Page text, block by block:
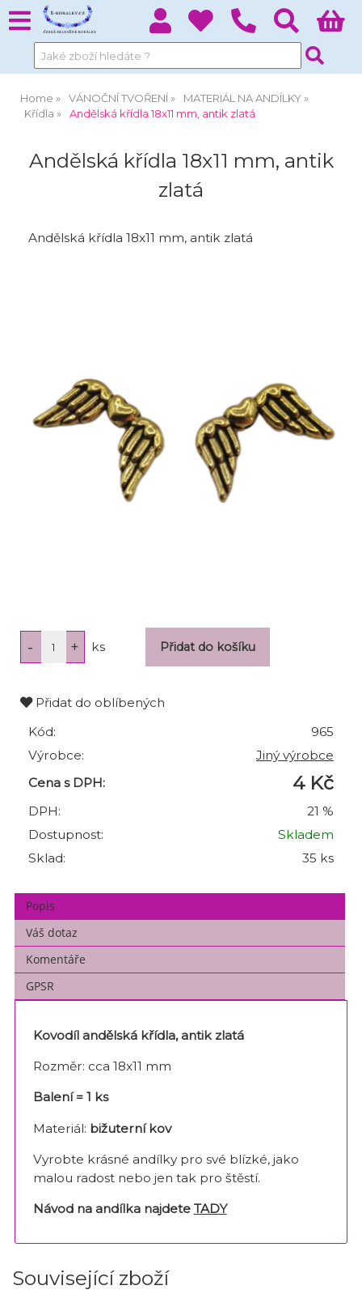
Home VÁNOČNÍ TVOŘENÍ
MATERIÁL NA ANDÍLKY
Křídla
Andělská křídla 18x11 mm, antik zlatá
Andělská křídla 18x11 mm, antik
zlatá
Andělská křídla 18x11 mm, antik zlatá
ks
Přidat do oblíbených
Kód:
965
Výrobce:
Jiný výrobce
Cena s DPH:
4 Kč
DPH:
21 %
Dostupnost:
Skladem
Sklad:
35 ks
Popis
Váš dotaz
Komentáře
GPSR
Kovodíl andělská křídla, antik zlatá
Rozměr: cca 18x11 mm
Balení = 1 ks
Materiál: bižuterní kov
Vyrobte krásné andílky pro své blízké, jako
malou radost nebo jen tak pro štěstí.
Návod na andílka najdete TADY
Související zboží